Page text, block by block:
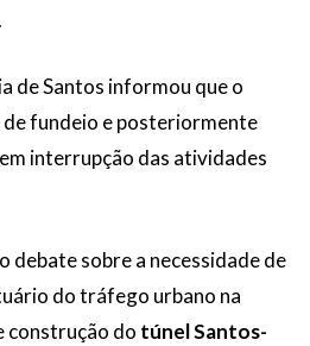
de Santos informou que o
de fundeio e posteriormente
interrupção das atividades
debate sobre a necessidade de
do tráfego urbano na
construção do túnel Santos-